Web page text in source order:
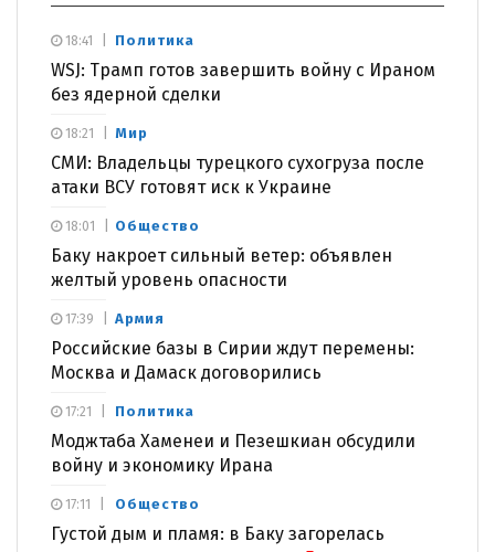
Политика
WSJ: Трамп готов завершить войну с Ираном
без ядерной сделки
18:41
Мир
СМИ: Владельцы турецкого сухогруза после
атаки ВСУ готовят иск к Украине
18:21
Общество
Баку накроет сильный ветер: объявлен
желтый уровень опасности
18:01
Армия
Российские базы в Сирии ждут перемены:
Москва и Дамаск договорились
17:39
Политика
Моджтаба Хаменеи и Пезешкиан обсудили
войну и экономику Ирана
17:21
Общество
Густой дым и пламя: в Баку загорелась
17:11